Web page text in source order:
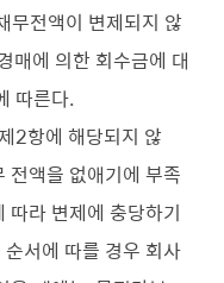
전액이 변제되지 않
매에 의한 회수금에 대
따른다.
2항에 해당되지 않
전액을 없애기에 부족
따라 변제에 충당하기
서에 따를 경우 회사